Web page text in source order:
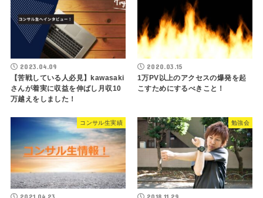
2023.04.09
【苦戦している人必見】kawasaki
さんが着実に収益を伸ばし月収10
万越えをしました！
2020.03.15
1万PV以上のアクセスの爆発を起
こすためにするべきこと！
コンサル生実績 勉強会